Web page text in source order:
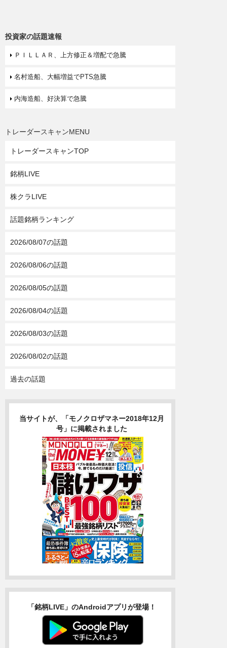
投資家の話題速報
ＰＩＬＬＡＲ、上方修正＆増配で急騰
名村造船、大幅増益でPTS急騰
内海造船、好決算で急騰
トレーダースキャンMENU
トレーダースキャンTOP
銘柄LIVE
株クラLIVE
話題銘柄ランキング
2026/08/07の話題
2026/08/06の話題
2026/08/05の話題
2026/08/04の話題
2026/08/03の話題
2026/08/02の話題
過去の話題
当サイトが、「モノクロザマネー2018年12月
号」に掲載されました
「銘柄LIVE」のAndroidアプリが登場！